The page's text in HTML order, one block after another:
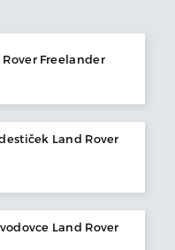
Rover Freelander
Land Rover
Land Rover